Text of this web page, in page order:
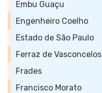
Embu Guaçu
Engenheiro Coelho
Estado de São Paulo
Ferraz de Vasconcelos
Frades
Francisco Morato